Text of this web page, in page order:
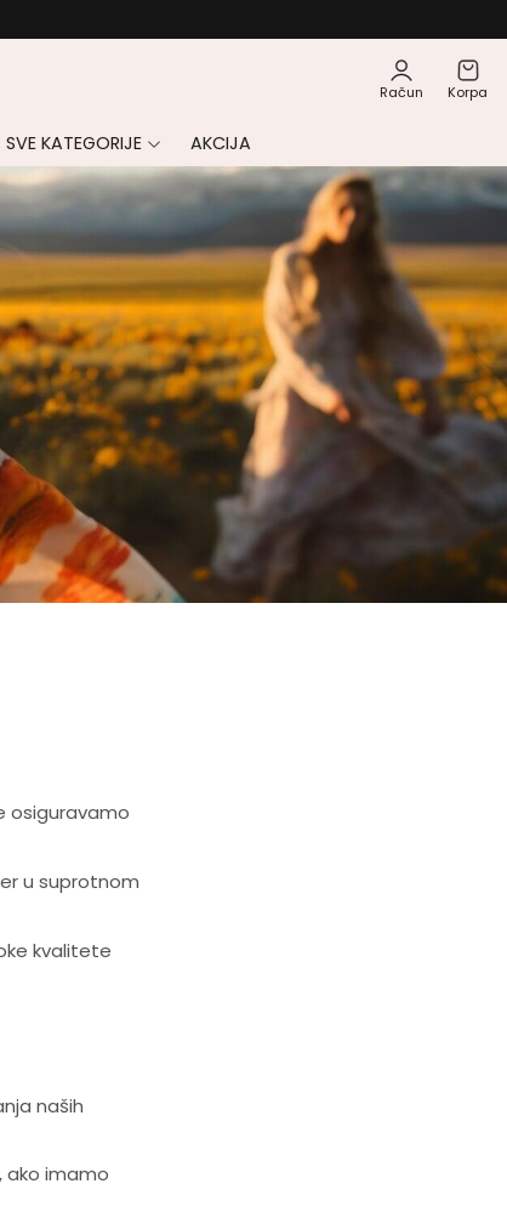
Račun Korpa
SVE KATEGORIJE AKCIJA
osiguravamo
u suprotnom
kvalitete
naših
ako imamo